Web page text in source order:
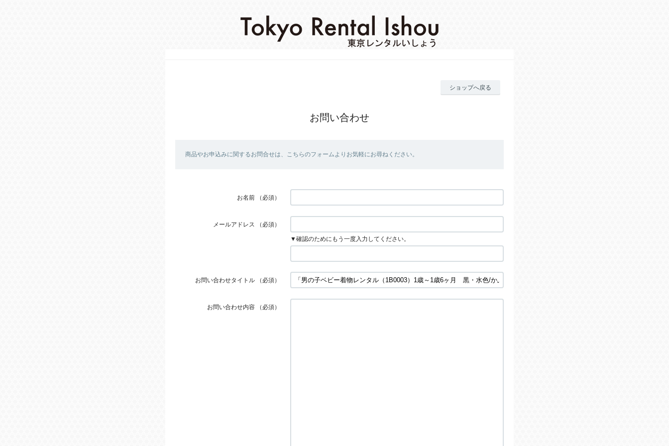
ショップへ戻る
お問い合わせ
商品やお申込みに関するお問合せは、こちらのフォームよりお気軽にお尋ねください。
お名前 （必須）
メールアドレス （必須）
▼確認のためにもう一度入力してください。
お問い合わせタイトル （必須）
お問い合わせ内容 （必須）